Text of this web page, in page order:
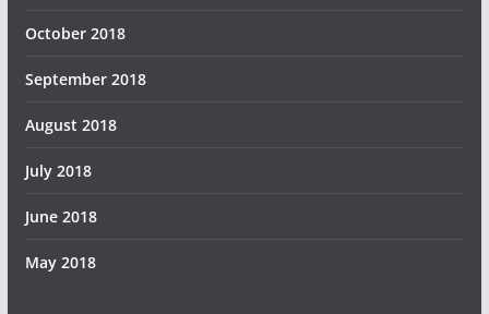
October 2018
September 2018
August 2018
July 2018
June 2018
May 2018